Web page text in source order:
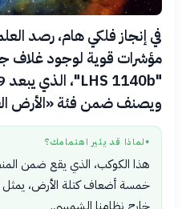
مؤشرات قوية لوجود
ويصنف ضمن فئة «الأرض
● لماذا قد يثير اهتمامك؟
هذا الكوكب، الذي يقع ضمن
خمسة أضعاف كتلة الأرض، يمثل